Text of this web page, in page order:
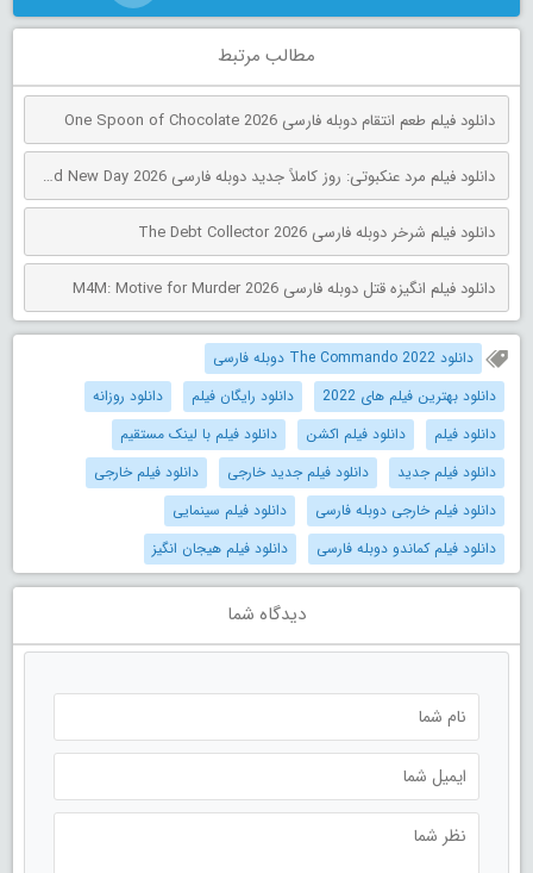
مطالب مرتبط
دانلود فیلم طعم انتقام دوبله فارسی One Spoon of Chocolate 2026
دانلود فیلم مرد عنکبوتی: روز کاملاً جدید دوبله فارسی Spider-Man: Brand New Day 2026
دانلود فیلم شرخر دوبله فارسی The Debt Collector 2026
دانلود فیلم انگیزه قتل دوبله فارسی M4M: Motive for Murder 2026
دانلود The Commando 2022 دوبله فارسی
دانلود بهترین فیلم های 2022
دانلود رایگان فیلم
دانلود روزانه
دانلود فیلم
دانلود فیلم اکشن
دانلود فیلم با لینک مستقیم
دانلود فیلم جدید
دانلود فیلم جدید خارجی
دانلود فیلم خارجی
دانلود فیلم خارجی دوبله فارسی
دانلود فیلم سینمایی
دانلود فیلم کماندو دوبله فارسی
دانلود فیلم هیجان انگیز
دیدگاه شما